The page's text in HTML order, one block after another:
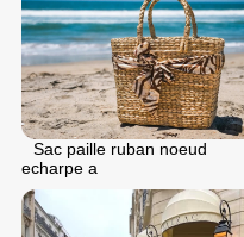
Sac paille ruban noeud
echarpe a